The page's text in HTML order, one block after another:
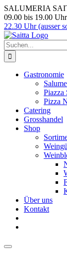
Zum
Inhalt
springen
SALUMERIA
09.00 bis 19.00
22.30 Uhr (ausser
Suche
nach:
Gastronomie
Piazza
Pizza
Catering
Grosshandel
Shop
Über uns
Kontakt